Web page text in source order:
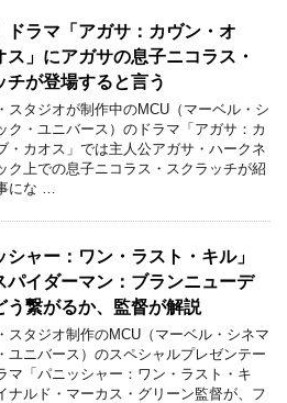
ドラマ「アガサ：カヴン・オ
ス」にアガサの息子ニコラス・
チが登場すると言う
スタジオが制作中のMCU（マーベル・シ
ク・ユニバース）のドラマ「アガサ：カ
・カオス」では主人公アガサ・ハークネ
ク上での息子ニコラス・スクラッチが紹
にな …
シャー：ワン・ラスト・キル」
パイダーマン：ブランニューデ
う繋がるか、監督が解説
スタジオ制作のMCU（マーベル・シネマ
ユニバース）のスペシャルプレゼンテー
マ「パニッシャー：ワン・ラスト・キ
ナルド・マーカス・グリーン監督が、フ